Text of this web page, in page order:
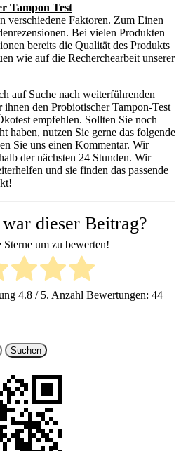
Tampon Test
verschiedene Faktoren. Zum Einen
Bei vielen Produkten
bereits die Qualität des Produkts
wie auf die Recherchearbeit unserer
auf Suche nach weiterführenden
den Probiotischer Tampon-Test
empfehlen. Sollten Sie noch
haben, nutzen Sie gerne das folgende
Sie uns einen Kommentar. Wir
der nächsten 24 Stunden. Wir
und sie finden das passende
dieser Beitrag?
um zu bewerten!
4.8/ 5. Anzahl Bewertungen: 44